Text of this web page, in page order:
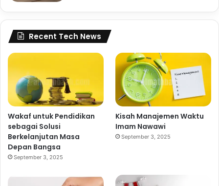
Recent Tech News
Wakaf untuk Pendidikan
sebagai Solusi
Berkelanjutan Masa
Depan Bangsa
September 3, 2025
Kisah Manajemen Waktu
Imam Nawawi
September 3, 2025